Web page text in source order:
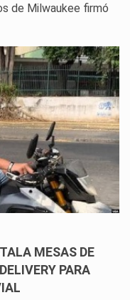
de Milwaukee firmó
MESAS DE
PARA